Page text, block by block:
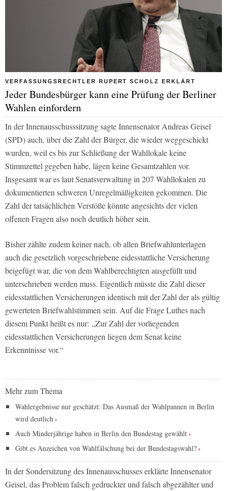
VERFASSUNGSRECHTLER RUPERT SCHOLZ ERKLÄRT
Jeder Bundesbürger kann eine Prüfung der Berliner
Wahlen einfordern
In der Innenausschusssitzung sagte Innensenator Andreas Geisel
(SPD) auch, über die Zahl der Bürger, die wieder weggeschickt
wurden, weil es bis zur Schließung der Wahllokale keine
Stimmzettel gegeben habe, lägen keine Gesamtzahlen vor.
Insgesamt war es laut Senatsverwaltung in 207 Wahllokalen zu
dokumentierten schweren Unregelmäßigkeiten gekommen. Die
Zahl der tatsächlichen Verstöße könnte angesichts der vielen
offenen Fragen also noch deutlich höher sein.
Bisher zählte zudem keiner nach, ob allen Briefwahlunterlagen
auch die gesetzlich vorgeschriebene eidesstattliche Versicherung
beigefügt war, die von dem Wahlberechtigten ausgefüllt und
unterschrieben werden muss. Eigentlich müsste die Zahl dieser
eidesstattlichen Versicherungen identisch mit der Zahl der als gültig
gewerteten Briefwahlstimmen sein. Auf die Frage Luthes nach
diesem Punkt heißt es nur: „Zur Zahl der vorliegenden
eidesstattlichen Versicherungen liegen dem Senat keine
Erkenntnisse vor.“
Mehr zum Thema
Wahlergebnisse nur geschätzt: Das Ausmaß der Wahlpannen in Berlin
wird deutlich
Auch Minderjährige haben in Berlin den Bundestag gewählt
Gibt es Anzeichen von Wahlfälschung bei der Bundestagswahl?
In der Sondersitzung des Innenausschusses erklärte Innensenator
Geisel, das Problem falsch gedruckter und falsch abgezählter und